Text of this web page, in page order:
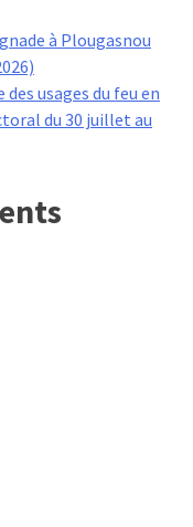
à Plougasnou
usages du feu en
du 30 juillet au